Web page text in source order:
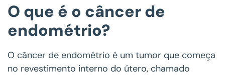
O que é o câncer de
endométrio?
O câncer de endométrio é um tumor que começa
no revestimento interno do útero, chamado